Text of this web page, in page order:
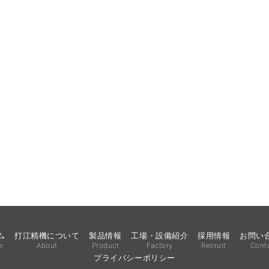
打江精機について
About
製品情報
Product
工場・設備紹介
Factory
採用情報
Recruit
お問い
プライバシーポリシー